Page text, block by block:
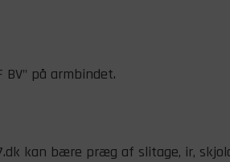
på armbindet.
kan bære præg af slitage, ir,